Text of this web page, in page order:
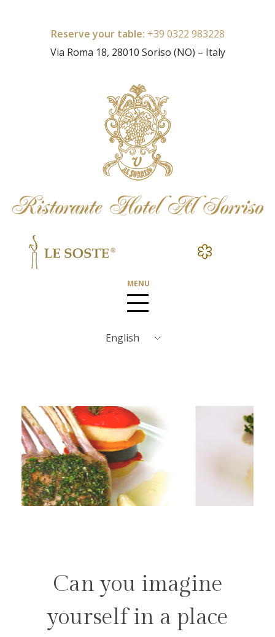
Reserve your table: +39 0322 983228
Via Roma 18, 28010 Soriso (NO) – Italy
Can you imagine
yourself in a place